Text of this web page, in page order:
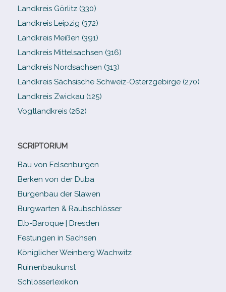
Landkreis Görlitz (330)
Landkreis Leipzig (372)
Landkreis Meißen (391)
Landkreis Mittelsachsen (316)
Landkreis Nordsachsen (313)
Landkreis Sächsische Schweiz-​Osterzgebirge (270)
Landkreis Zwickau (125)
Vogtlandkreis (262)
SCRIPTORIUM
Bau von Felsenburgen
Berken von der Duba
Burgenbau der Slawen
Burgwarten & Raubschlösser
Elb-​Baroque | Dresden
Festungen in Sachsen
Königlicher Weinberg Wachwitz
Ruinenbaukunst
Schlösserlexikon